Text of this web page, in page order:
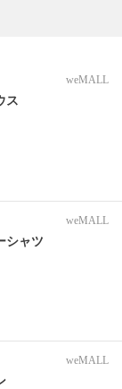
weMALL
ス
weMALL
シャツ
weMALL